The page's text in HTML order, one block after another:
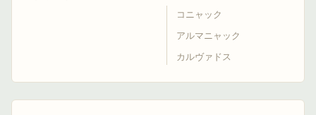
コニャック
アルマニャック
カルヴァドス